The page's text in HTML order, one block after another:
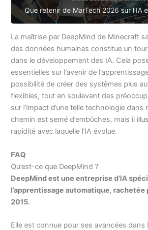
Que retenir de MarTech 2026 sur l’IA
La maîtrise par DeepMind de Minecraft
des données humaines constitue un
dans le développement des IA. Cela
essentielles sur l’avenir de
possibilité de créer des systèmes plus
flexibles, tout en soulevant des
sur l’impact d’une telle technologie dans
chemin est semé d’embûches, mais il
rapidité avec laquelle l’IA évolue.
FAQ
Qu’est-ce que DeepMind ?
DeepMind est une entreprise d’IA
l’apprentissage automatique, rachetée
2015.
Elle est connue pour ses avancées dans